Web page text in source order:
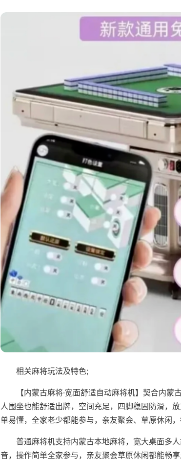
相关麻将玩法及特色;
【内蒙古麻将·宽面舒适自动麻将机】契合内
人围坐也能舒适出牌，空间充足，四脚稳固防滑，
单易懂，全家老少都能参与，亲友聚会、草原休闲，
普通麻将机支持内蒙古本地麻将，宽大桌面多
音，操作简单全家参与，亲友聚会草原休闲都能畅享